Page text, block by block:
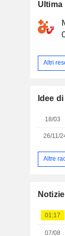
Altri
Idee
18/03
26/11/
Altre
01:17
07/08